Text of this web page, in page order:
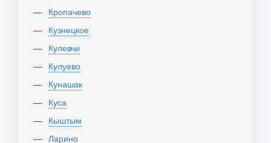
Кропачево
Кузнецкое
Кулевчи
Кулуево
Кунашак
Куса
Кыштым
Ларино